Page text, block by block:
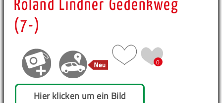
Roland Lindner Gedenkweg
(7-)
0
Hier klicken um ein Bild